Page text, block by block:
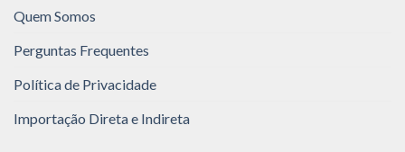
Quem Somos
Perguntas Frequentes
Política de Privacidade
Importação Direta e Indireta